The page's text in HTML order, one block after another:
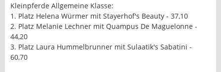
Kleinpferde Allgemeine Klasse:
1. Platz Helena Würmer mit Stayerhof's Beauty - 37,10
2. Platz Melanie Lechner mit Quampus De Maguelonne -
44,20
3. Platz Laura Hummelbrunner mit Sulaatik's Sabatini -
60,70